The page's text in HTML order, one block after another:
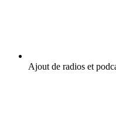
Ajout de radios et